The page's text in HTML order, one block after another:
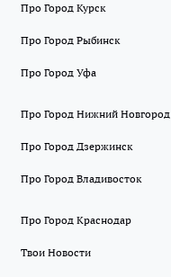
Про Город Курск
Про Город Рыбинск
Про Город Уфа
Про Город Нижний Новгород
Про Город Дзержинск
Про Город Владивосток
Про Город Краснодар
Твои Новости